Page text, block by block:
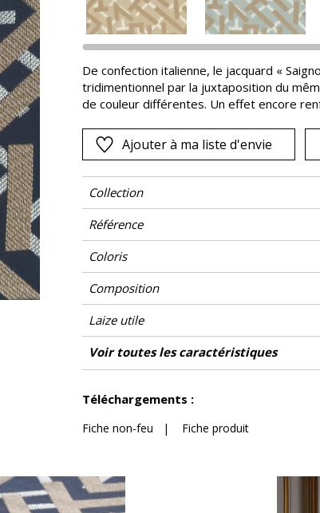
Rose
Rouge
Vert
Violet
De confection italienne, le jacquard «
tridimentionnel par la juxtaposition du
de couleur différentes. Un effet encore
gamme qui n’est pas sans rappeler
Déco.
Ajouter à ma liste d'envie
Collection
Référence
Coloris
Composition
Laize utile
Rétrécissement
Raccord
Test Martindale
Usage martindale
Siège à
Wyzenbeek
Sens
Poids g/m²
Usage
Non feu
Entretien
Pays d'origine
Rapport Horizontal
Rapport Vertical
Voir toutes les caractéristiques
Téléchargements :
Fiche non-feu | Fiche produit